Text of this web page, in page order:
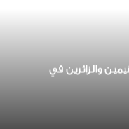
والزائرين في